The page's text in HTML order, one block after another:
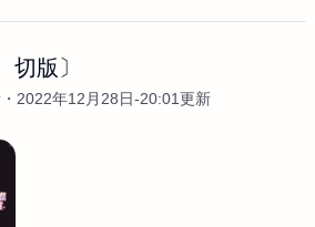
切版〕
2022年12月28日-20:01更新